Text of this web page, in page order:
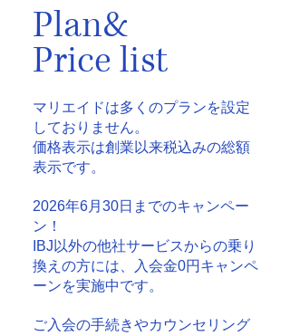
Plan&
Price list
マリエイドは多くのプランを設定
しておりません。
価格表示は創業以来税込みの総額
表示です。
2026年6月30日までのキャンペー
ン！
IBJ以外の他社サービスからの乗り
換えの方には、入会金0円キャンペ
ーンを実施中です。
ご入会の手続きやカウンセリング